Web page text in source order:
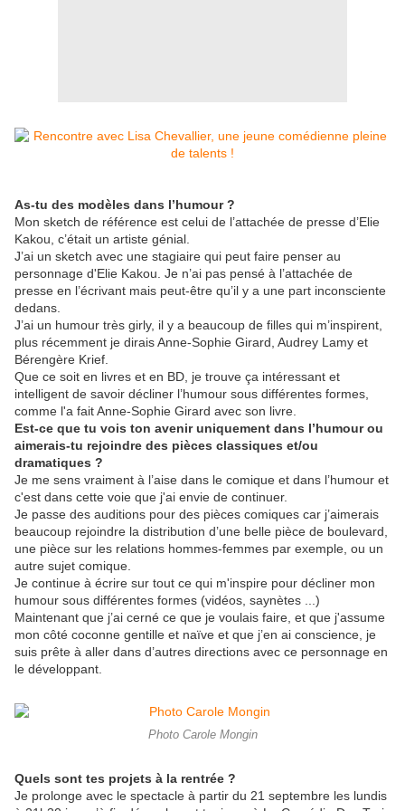
As-tu des modèles dans l’humour ?
Mon sketch de référence est celui de l’attachée de presse d’Elie
Kakou, c’était un artiste génial.
J’ai un sketch avec une stagiaire qui peut faire penser au
personnage d'Elie Kakou. Je n’ai pas pensé à l’attachée de
presse en l’écrivant mais peut-être qu’il y a une part inconsciente
dedans.
J’ai un humour très girly, il y a beaucoup de filles qui m’inspirent,
plus récemment je dirais Anne-Sophie Girard, Audrey Lamy et
Bérengère Krief.
Que ce soit en livres et en BD, je trouve ça intéressant et
intelligent de savoir décliner l’humour sous différentes formes,
comme l'a fait Anne-Sophie Girard avec son livre.
Est-ce que tu vois ton avenir uniquement dans l’humour ou
aimerais-tu rejoindre des pièces classiques et/ou
dramatiques ?
Je me sens vraiment à l’aise dans le comique et dans l’humour et
c'est dans cette voie que j'ai envie de continuer.
Je passe des auditions pour des pièces comiques car j’aimerais
beaucoup rejoindre la distribution d’une belle pièce de boulevard,
une pièce sur les relations hommes-femmes par exemple, ou un
autre sujet comique.
Je continue à écrire sur tout ce qui m'inspire pour décliner mon
humour sous différentes formes (vidéos, saynètes ...)
Maintenant que j’ai cerné ce que je voulais faire, et que j'assume
mon côté coconne gentille et naïve et que j’en ai conscience, je
suis prête à aller dans d’autres directions avec ce personnage en
le développant.
Photo Carole Mongin
Quels sont tes projets à la rentrée ?
Je prolonge avec le spectacle à partir du 21 septembre les lundis